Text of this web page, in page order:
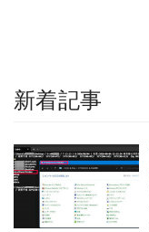
新着記事